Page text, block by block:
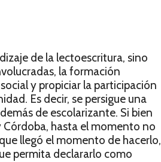
de la lectoescritura, sino
la formación
y propiciar la participación
Es decir, se persigue una
de escolarizante. Si bien
Córdoba, hasta el momento no
llegó el momento de hacerlo,
permita declararlo como